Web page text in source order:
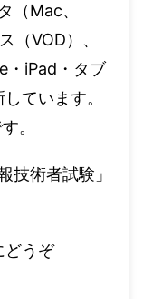
（Mac、
（VOD）、
・iPad・タブ
ています。
。
技術者試験」
どうぞ